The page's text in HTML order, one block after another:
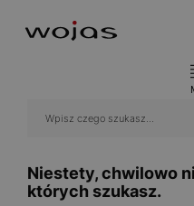
Niestety, chwilowo
których szukasz.